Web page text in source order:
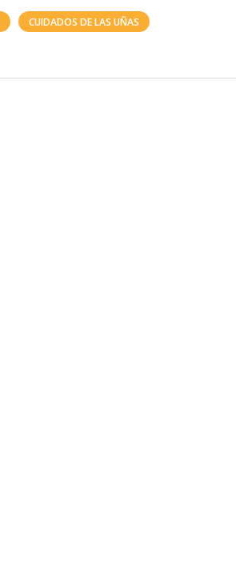
CUIDADOS DE LAS UÑAS